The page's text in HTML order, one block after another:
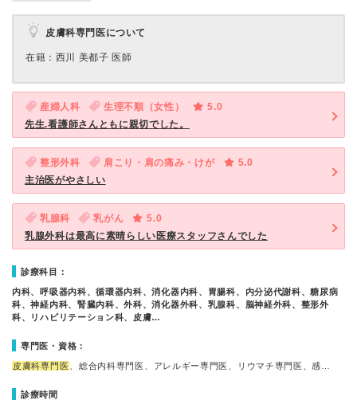
皮膚科専門医について
在籍：西川 美都子 医師
産婦人科 生理不順（女性）
5.0
先生.看護師さんともに親切でした。
整形外科 肩こり・肩の痛み・けが
5.0
主治医がやさしい
乳腺科 乳がん
5.0
乳腺外科は最高に素晴らしい医療スタッフさんでした
診療科目：
内科、呼吸器内科、循環器内科、消化器内科、胃腸科、内分泌代謝科、糖尿病
科、神経内科、腎臓内科、外科、消化器外科、乳腺科、脳神経外科、整形外
科、リハビリテーション科、皮膚…
専門医・資格：
皮膚科専門医 、総合内科専門医、アレルギー専門医、リウマチ専門医、感…
診療時間